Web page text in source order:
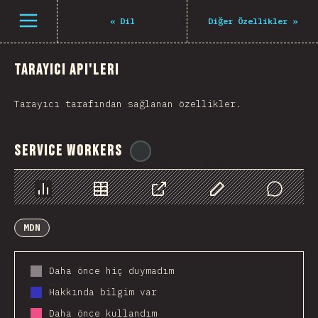
Open menu « Dil Diğer Özellikler »
Tarayıcı API'leri
Tarayıcı tarafından sağlanan özellikler.
Service Workers
Chart Data Share Customize Data
Comments
MDN
Daha önce hiç duymadım
Hakkında bilgim var
Daha önce kullandım
Navigated to The State of JS 2021